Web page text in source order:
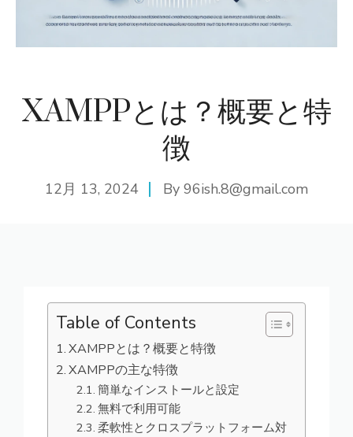
XAMPPとは？概要と特
徴
12月 13, 2024 By 96ish.8@gmail.com
Table of Contents
XAMPPとは？概要と特徴
XAMPPの主な特徴
簡単なインストールと設定
無料で利用可能
柔軟性とクロスプラットフォーム対